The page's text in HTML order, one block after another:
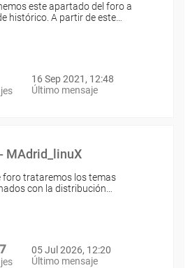
este apartado del foro a
histórico. A partir de este…
16 Sep 2021, 12:48
Último mensaje
MAdrid_linuX
foro trataremos los temas
con la distribución…
05 Jul 2026, 12:20
Último mensaje